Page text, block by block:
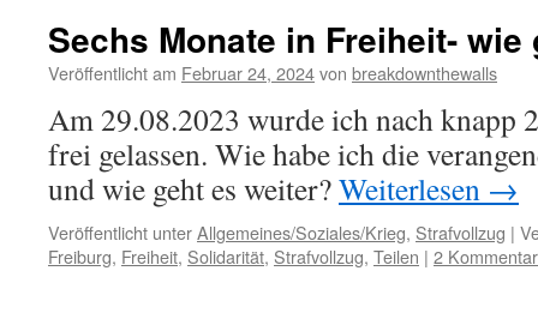
Sechs Monate in Freiheit-
Veröffentlicht am Februar 24, 2024von breakdownthewalls
Am 29.08.2023 wurde ich nach knapp
frei gelassen. Wie habe ich die
und wie geht es weiter?Weiterlesen →
Veröffentlicht unterAllgemeines/Soziales/Krieg, Strafvollzug |
Freiburg, Freiheit, Solidarität, Strafvollzug, Teilen | 2